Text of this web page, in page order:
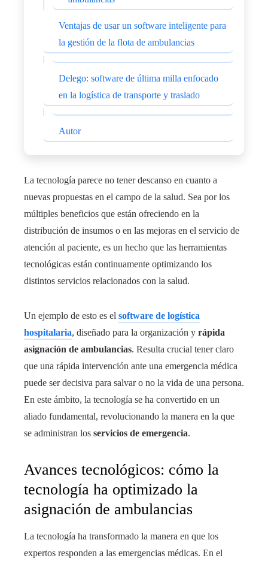
Ventajas de usar un software inteligente para
la gestión de la flota de ambulancias
Delego: software de última milla enfocado
en la logística de transporte y traslado
Autor
La tecnología parece no tener descanso en cuanto a
nuevas propuestas en el campo de la salud. Sea por los
múltiples beneficios que están ofreciendo en la
distribución de insumos o en las mejoras en el servicio de
atención al paciente, es un hecho que las herramientas
tecnológicas están continuamente optimizando los
distintos servicios relacionados con la salud.
Un ejemplo de esto es el software de logística
hospitalaria, diseñado para la organización y rápida
asignación de ambulancias. Resulta crucial tener claro
que una rápida intervención ante una emergencia médica
puede ser decisiva para salvar o no la vida de una persona.
En este ámbito, la tecnología se ha convertido en un
aliado fundamental, revolucionando la manera en la que
se administran los servicios de emergencia.
Avances tecnológicos: cómo la
tecnología ha optimizado la
asignación de ambulancias
La tecnología ha transformado la manera en que los
expertos responden a las emergencias médicas. En el